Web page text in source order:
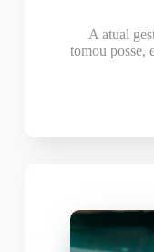
A atual
tomou posse,